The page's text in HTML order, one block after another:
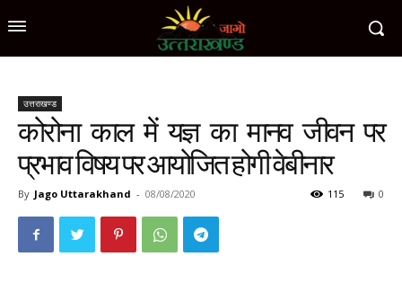
उत्तराखण्ड
कोरोना काल में यज्ञ का मानव जीवन पर
प्रभाव विषय पर आयोजित होगी वेबीनार
By Jago Uttarakhand - 08/08/2020 0
115